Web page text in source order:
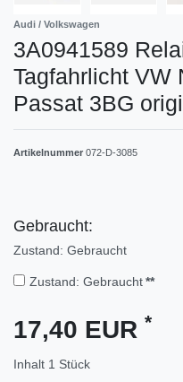
Audi / Volkswagen
3A0941589
Tagfahrlicht VW
Passat 3BG
Artikelnummer 072-D-3085
Gebraucht:
Zustand: Gebraucht
Zustand: Gebraucht **
17,40 EUR *
Inhalt 1 Stück